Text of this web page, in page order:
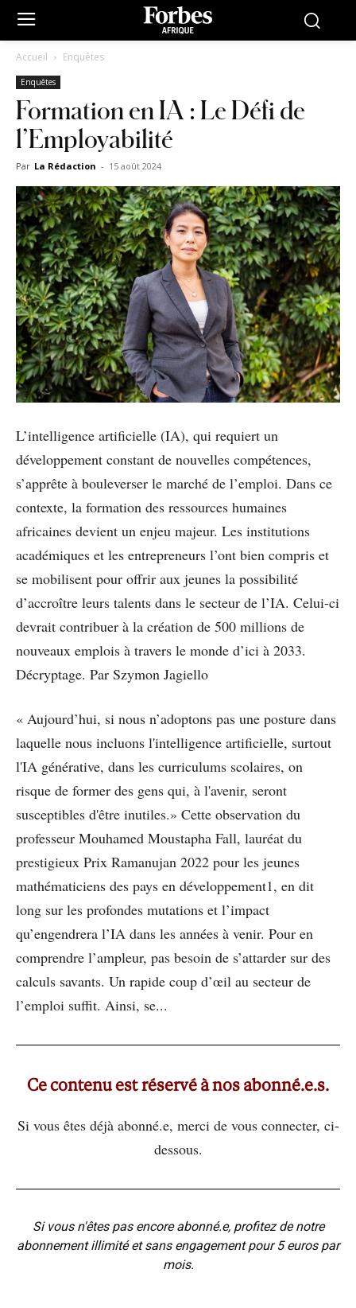
Accueil Enquêtes
Enquêtes
Formation en IA : Le Défi de
l’Employabilité
Par La Rédaction - 15 août 2024
L’intelligence artificielle (IA), qui requiert un
développement constant de nouvelles compétences,
s’apprête à bouleverser le marché de l’emploi. Dans ce
contexte, la formation des ressources humaines
africaines devient un enjeu majeur. Les institutions
académiques et les entrepreneurs l’ont bien compris et
se mobilisent pour offrir aux jeunes la possibilité
d’accroître leurs talents dans le secteur de l’IA. Celui-ci
devrait contribuer à la création de 500 millions de
nouveaux emplois à travers le monde d’ici à 2033.
Décryptage. Par Szymon Jagiello
« Aujourd’hui, si nous n’adoptons pas une posture dans
laquelle nous incluons l'intelligence artificielle, surtout
l'IA générative, dans les curriculums scolaires, on
risque de former des gens qui, à l'avenir, seront
susceptibles d'être inutiles.» Cette observation du
professeur Mouhamed Moustapha Fall, lauréat du
prestigieux Prix Ramanujan 2022 pour les jeunes
mathématiciens des pays en développement1, en dit
long sur les profondes mutations et l’impact
qu’engendrera l’IA dans les années à venir. Pour en
comprendre l’ampleur, pas besoin de s’attarder sur des
calculs savants. Un rapide coup d’œil au secteur de
l’emploi suffit. Ainsi, se...
Ce contenu est réservé à nos abonné.e.s.
Si vous êtes déjà abonné.e, merci de vous connecter, ci-
dessous.
Si vous n'êtes pas encore abonné.e, profitez de notre
abonnement illimité et sans engagement pour 5 euros par
mois.